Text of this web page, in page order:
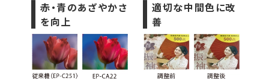
赤・青のあざやかさ
を向上
適切な中間色に改
善